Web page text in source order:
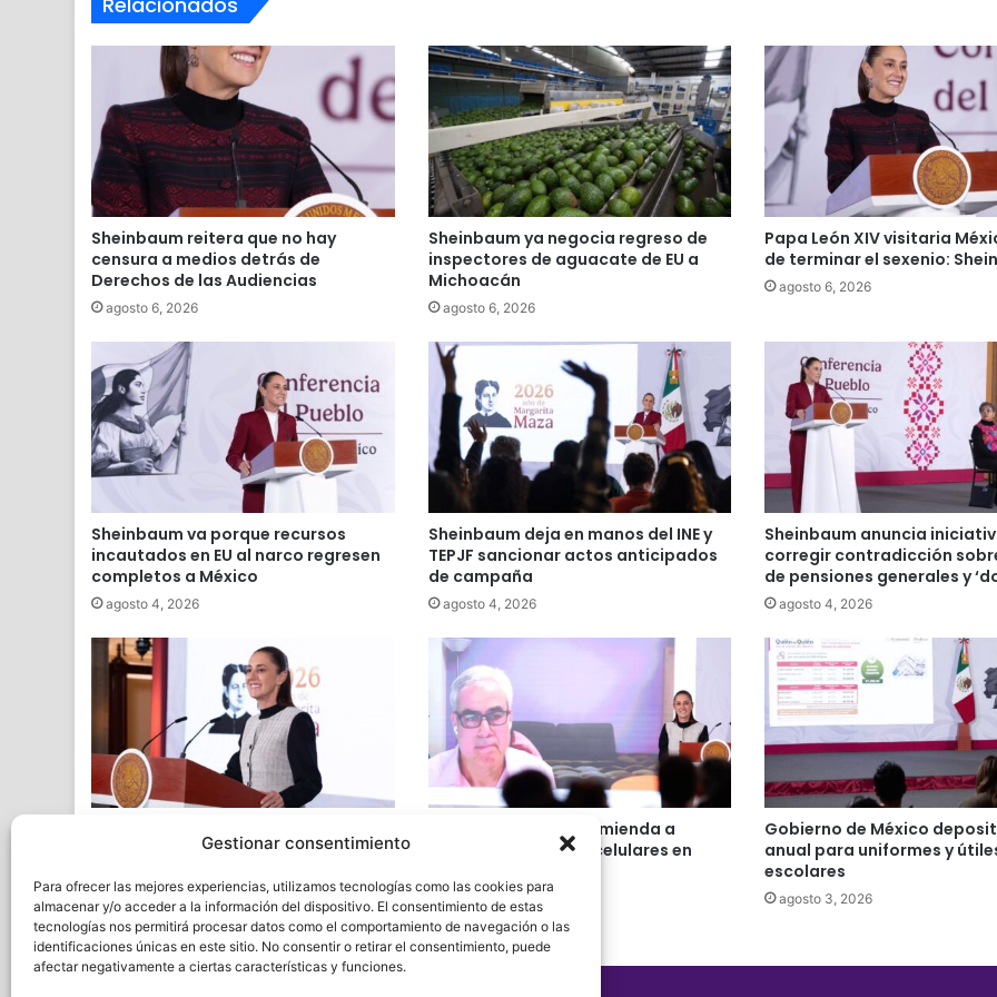
Gestionar consentimiento
Para ofrecer las mejores experiencias, utilizamos tecnologías como las cookies para
almacenar y/o acceder a la información del dispositivo. El consentimiento de estas
tecnologías nos permitirá procesar datos como el comportamiento de navegación o las
identificaciones únicas en este sitio. No consentir o retirar el consentimiento, puede
afectar negativamente a ciertas características y funciones.
Sheinbaum reitera que no hay
censura a medios detrás de
Derechos de las Audiencias
agosto 6, 2026
Sheinbaum ya negocia regreso de
inspectores de aguacate de EU a
Michoacán
agosto 6, 2026
Papa León XIV visitaria
de terminar el sexenio:
agosto 6, 2026
Sheinbaum va porque recursos
incautados en EU al narco regresen
completos a México
agosto 4, 2026
Sheinbaum deja en manos del INE y
TEPJF sancionar actos anticipados
de campaña
agosto 4, 2026
Sheinbaum anuncia
corregir contradicción
de pensiones generales y
agosto 4, 2026
jueves a la CNTE en Palacio Nacional
agosto 3, 2026
Jonathan Haidt recomienda a
Sheinbaum prohibir celulares en
agosto 3, 2026
Gobierno de México
anual para uniformes y
escolares
agosto 3, 2026